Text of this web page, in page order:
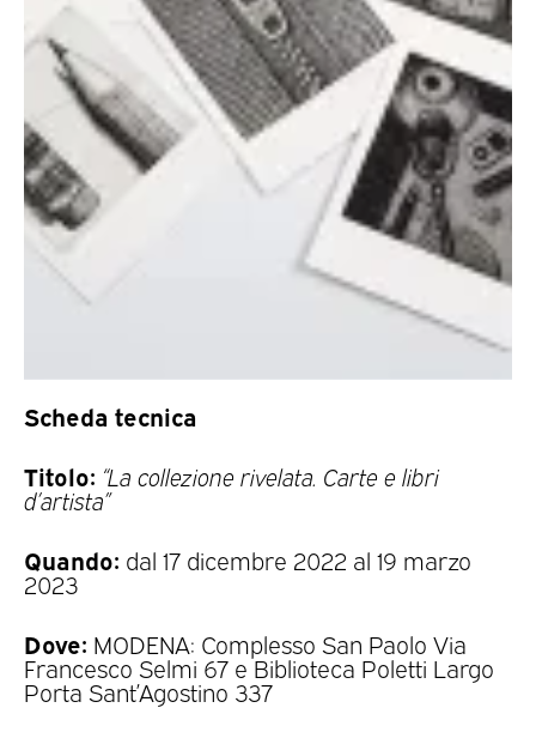
Scheda tecnica
Titolo: “La collezione rivelata. Carte e libri
d’artista”
Quando: dal 17 dicembre 2022 al 19 marzo
2023
Dove: MODENA: Complesso San Paolo Via
Francesco Selmi 67 e Biblioteca Poletti Largo
Porta Sant’Agostino 337